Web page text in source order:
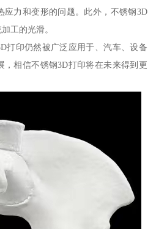
应力和变形的问题。此外，不锈钢3D
工的光滑。
打印仍然被广泛应用于、汽车、设备
，相信不锈钢3D打印将在未来得到更